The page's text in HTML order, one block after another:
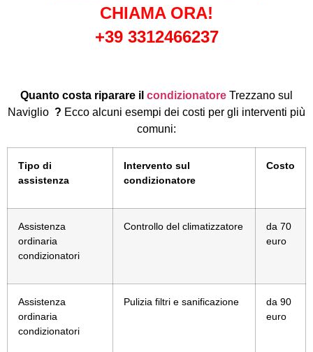
CHIAMA ORA!
+39 3312466237
Quanto costa riparare il condizionatore Trezzano sul
Naviglio ? Ecco alcuni esempi dei costi per gli interventi più
comuni:
Tipo di
assistenza
Intervento sul
condizionatore
Costo
Assistenza
ordinaria
condizionatori
Controllo del climatizzatore
da 70
euro
Assistenza
ordinaria
condizionatori
Pulizia filtri e sanificazione
da 90
euro